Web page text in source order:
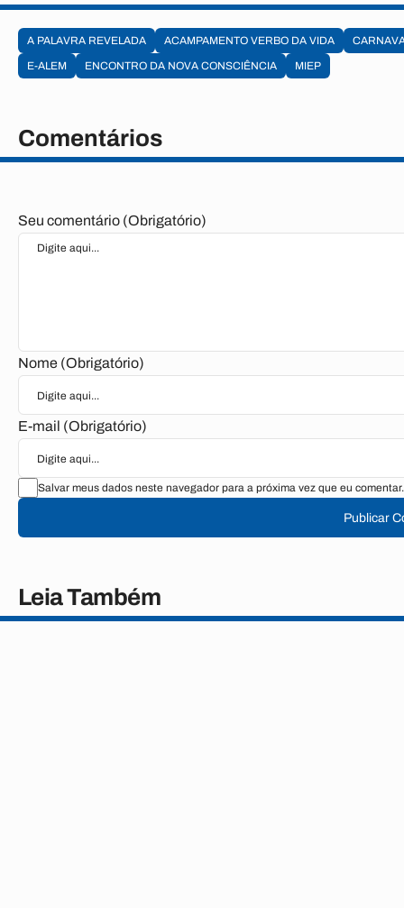
A PALAVRA REVELADA ACAMPAMENTO VERBO DA VIDA
E-ALEM
ENCONTRO DA NOVA CONSCIÊNCIA MIEP
Comentários
Seu comentário (Obrigatório)
Nome (Obrigatório)
E-mail (Obrigatório)
Salvar meus dados neste navegador para a próxima vez que eu comentar.
Publicar
Leia Também